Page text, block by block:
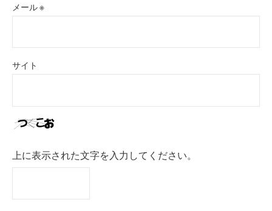
メール※
サイト
上に表示された文字を入力してください。